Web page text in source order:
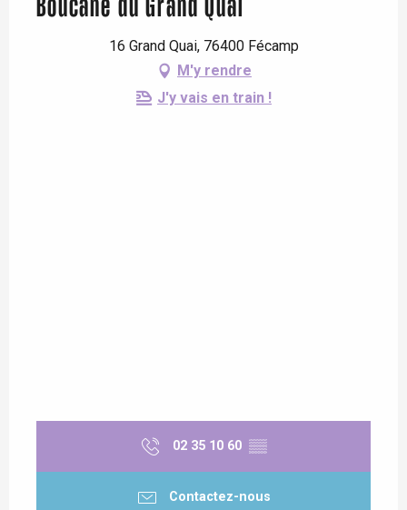
Boucane du Grand Quai
16 Grand Quai, 76400 Fécamp
M'y rendre
J'y vais en train !
02 35 10 60 ▒▒
Contactez-nous